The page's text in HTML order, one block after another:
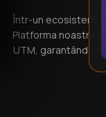
Într-un ecosistem
Platforma noastră
UTM, garantând